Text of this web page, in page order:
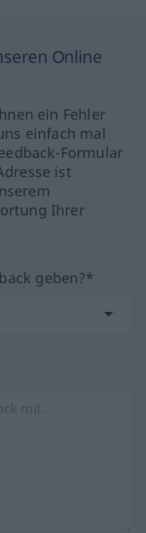
Online
ein Fehler
einfach mal
Formular
ist
Ihrer
geben?*